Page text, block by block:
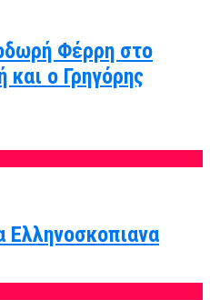
Φέρρη στο
και ο Γρηγόρης
Ελληνοσκοπιανα